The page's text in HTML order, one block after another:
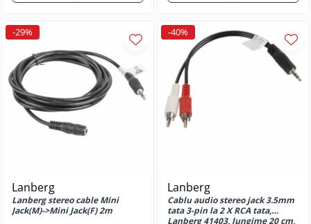
Moto E30
Huse si protectii pentru Motorola
Moto E32
Huse si protectii pentru Motorola
Moto E32s
Huse si protectii pentru Motorola
Moto E40
Huse si protectii pentru Motorola
Moto G05
Huse si protectii pentru Motorola
Moto G06
-29%
Lanberg
Lanberg stereo cable Mini
Jack(M)->Mini Jack(F) 2m
-40%
Lanberg
Cablu audio stereo jack 3.5mm
tata 3-pin la 2 X RCA tata,
Lanberg 41403, lungime 20 cm,